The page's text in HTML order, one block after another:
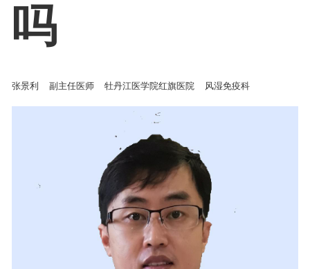
吗
张景利 副主任医师 牡丹江医学院红旗医院 风湿免疫科